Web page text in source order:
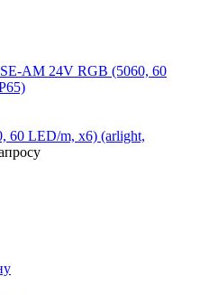
60 LED/m, x6) (arlight,